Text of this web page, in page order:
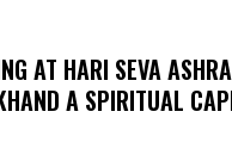
AT HARI SEVA
A SPIRITUAL